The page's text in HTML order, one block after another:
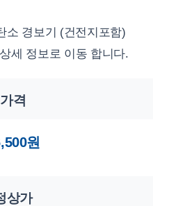
소 경보기 (건전지포함)
세 정보로 이동 합니다.
가격
원
상가